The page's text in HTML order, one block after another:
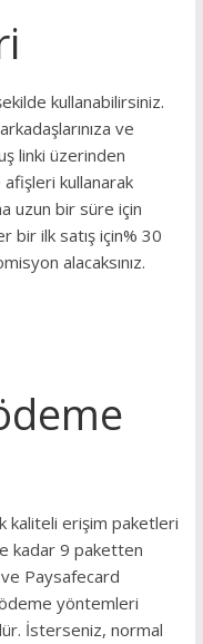
kullanabilirsiniz.
ve
linki üzerinden
kullanarak
uzun bir süre için
bir ilk satış için% 30
alacaksınız.
kaliteli erişim paketleri
kadar 9 paketten
Paysafecard
yöntemleri
İsterseniz, normal